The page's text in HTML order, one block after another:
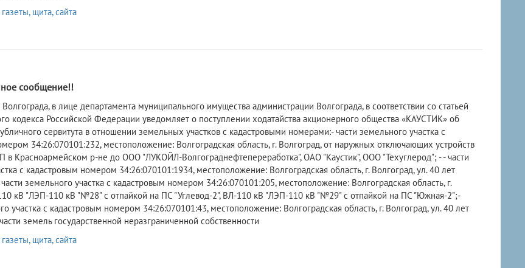
щита, сайта
сообщение!!
в лице департамента муниципального имущества администрации Волгограда, в соответствии со статьей
кодекса Российской Федерации уведомляет о поступлении ходатайства акционерного общества «КАУСТИК» об
сервитута в отношении земельных участков с кадастровыми номерами:- части земельного участка с
34:26:070101:232, местоположение: Волгоградская область, г. Волгоград, от наружных отключающих устройств
в Красноармейском р-не до ООО "ЛУКОЙЛ-Волгограднефтепереработка", ОАО "Каустик", ООО "Техуглерод"; - - части
с кадастровым номером 34:26:070101:1934, местоположение: Волгоградская область, г. Волгоград, ул. 40 лет
земельного участка с кадастровым номером 34:26:070101:205, местоположение: Волгоградская область, г.
кВ "ЛЭП-110 кВ "№28" с отпайкой на ПС "Углевод-2", ВЛ-110 кВ "ЛЭП-110 кВ "№29" с отпайкой на ПС "Южная-2";-
участка с кадастровым номером 34:26:070101:43, местоположение: Волгоградская область, г. Волгоград, ул. 40 лет
земель государственной неразграниченной собственности
щита, сайта